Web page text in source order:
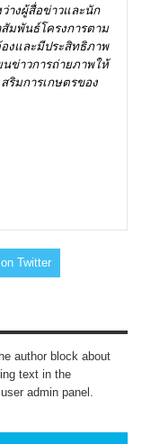
างผู้สื่อข่าวและนัก
มพันธ์โครงการตาม
และมีประสิทธิภาพ
ข่าวการถ่ายภาพให้
ริมการเกษตรของ
Twitter
author block about
text in the
admin panel.